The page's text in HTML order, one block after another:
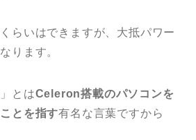
らいはできますが、大抵パワー
ります。
とはCeleron搭載のパソコンを
とを指す有名な言葉ですから